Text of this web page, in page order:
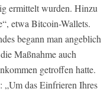
ermittelt wurden. Hinzu
etwa Bitcoin-Wallets.
begann man angeblich
Maßnahme auch
getroffen hatte.
„Um das Einfrieren Ihres